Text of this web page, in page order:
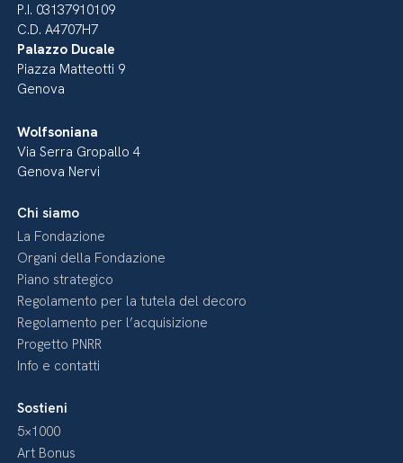
P.I. 03137910109
C.D. A4707H7
Palazzo Ducale
Piazza Matteotti 9
Genova
Wolfsoniana
Via Serra Gropallo 4
Genova Nervi
Chi siamo
La Fondazione
Organi della Fondazione
Piano strategico
Regolamento per la tutela del decoro
Regolamento per l’acquisizione
Progetto PNRR
Info e contatti
Sostieni
5×1000
Art Bonus